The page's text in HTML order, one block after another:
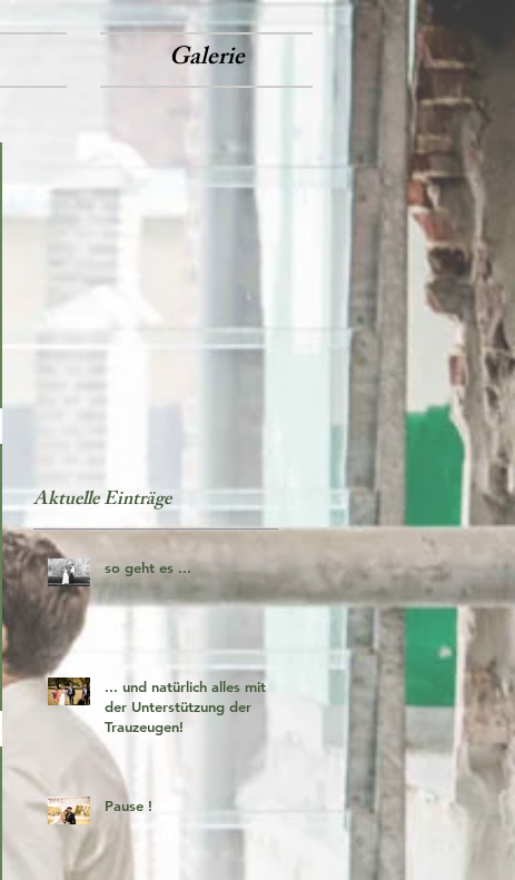
Galerie
Aktuelle Einträge
so geht es ...
... und natürlich alles mit
der Unterstützung der
Trauzeugen!
Pause !